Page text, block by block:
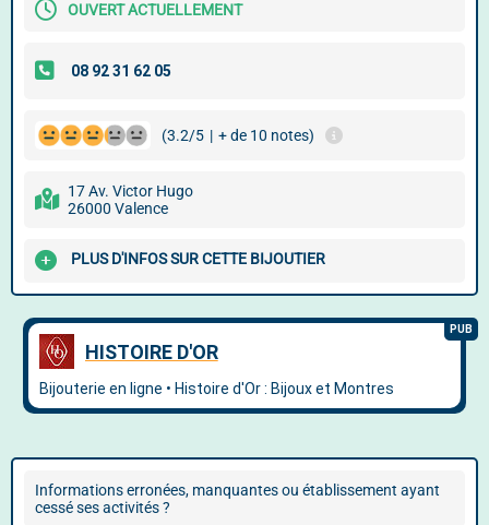
OUVERT ACTUELLEMENT
(3.2/5 | + de 10 notes)
17 Av. Victor Hugo
26000 Valence
PLUS D'INFOS SUR CETTE BIJOUTIER
Informations erronées, manquantes ou établissement ayant
cessé ses activités ?